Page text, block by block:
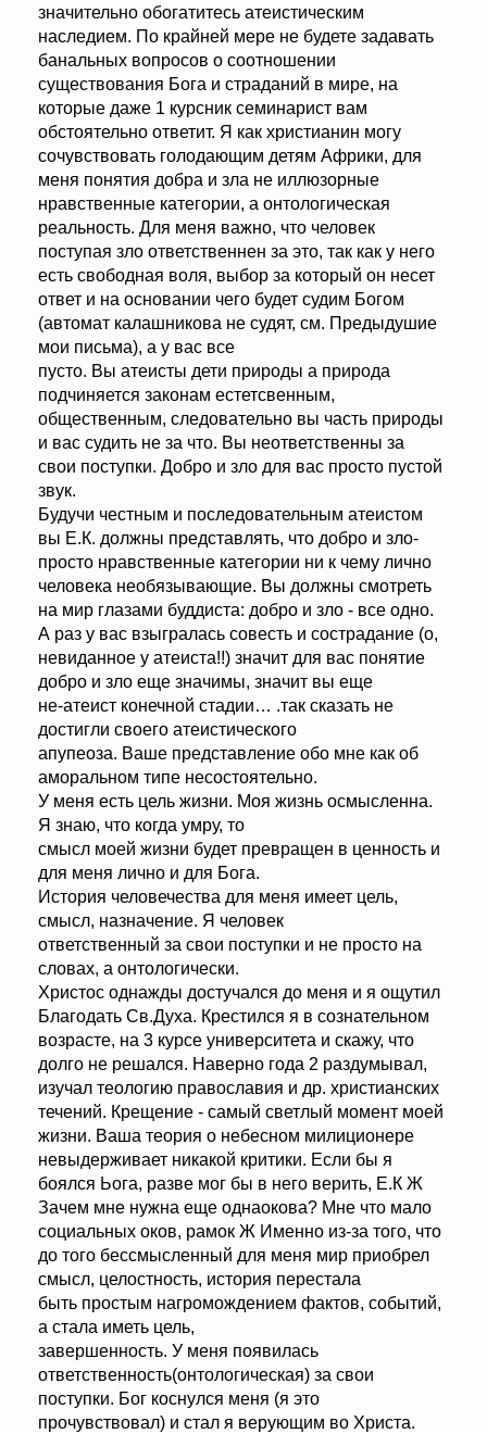
значительно обогатитесь атеистическим
наследием. По крайней мере не будете задавать
банальных вопросов о соотношении
существования Бога и страданий в мире, на
которые даже 1 курсник семинарист вам
обстоятельно ответит. Я как христианин могу
сочувствовать голодающим детям Африки, для
меня понятия добра и зла не иллюзорные
нравственные категории, а онтологическая
реальность. Для меня важно, что человек
поступая зло ответственнен за это, так как у него
есть свободная воля, выбор за который он несет
ответ и на основании чего будет судим Богом
(автомат калашникова не судят, см. Предыдушие
мои письма), а у вас все
пусто. Вы атеисты дети природы а природа
подчиняется законам естетсвенным,
общественным, следовательно вы часть природы
и вас судить не за что. Вы неответственны за
свои поступки. Добро и зло для вас просто пустой
звук.
Будучи честным и последовательным атеистом
вы Е.К. должны представлять, что добро и зло-
просто нравственные категории ни к чему лично
человека необязывающие. Вы должны смотреть
на мир глазами буддиста: добро и зло - все одно.
А раз у вас взыгралась совесть и сострадание (о,
невиданное у атеиста!!) значит для вас понятие
добро и зло еще значимы, значит вы еще
не-атеист конечной стадии… .так сказать не
достигли своего атеистического
апупеоза. Ваше представление обо мне как об
аморальном типе несостоятельно.
У меня есть цель жизни. Моя жизнь осмысленна.
Я знаю, что когда умру, то
смысл моей жизни будет превращен в ценность и
для меня лично и для Бога.
История человечества для меня имеет цель,
смысл, назначение. Я человек
ответственный за свои поступки и не просто на
словах, а онтологически.
Христос однажды достучался до меня и я ощутил
Благодать Св.Духа. Крестился я в сознательном
возрасте, на 3 курсе университета и скажу, что
долго не решался. Наверно года 2 раздумывал,
изучал теологию православия и др. христианских
течений. Крещение - самый светлый момент моей
жизни. Ваша теория о небесном милиционере
невыдерживает никакой критики. Если бы я
боялся Ьога, разве мог бы в него верить, Е.К Ж
Зачем мне нужна еще однаокова? Мне что мало
социальных оков, рамок Ж Именно из-за того, что
до того бессмысленный для меня мир приобрел
смысл, целостность, история перестала
быть простым нагромождением фактов, событий,
а стала иметь цель,
завершенность. У меня появилась
ответственность(онтологическая) за свои
поступки. Бог коснулся меня (я это
прочувствовал) и стал я верующим во Христа.